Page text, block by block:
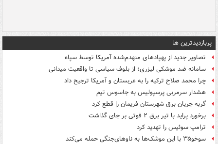
پربازدیدترین ها
تصاویر جدید از پهپادهای منهدم‌شده آمریکا توسط سپاه
سامانه ضد موشکی لیزری؛ از بلوف سیاسی تا واقعیت میدانی
چرا محمد صلاح ترکیه را به عربستان و آمریکا ترجیح داد
هشدار سرمربی پرسپولیس به جاسوس تیم
گربه جریان برق شهرستان فریمان را قطع کرد
برخورد پراید با تیر برق ۲ فوتی بر جای گذاشت
ترامپ سوئیس را تهدید کرد
سوخو۳۵ با این موشک‌ها به ناوهای‌جنگی حمله می‌کند